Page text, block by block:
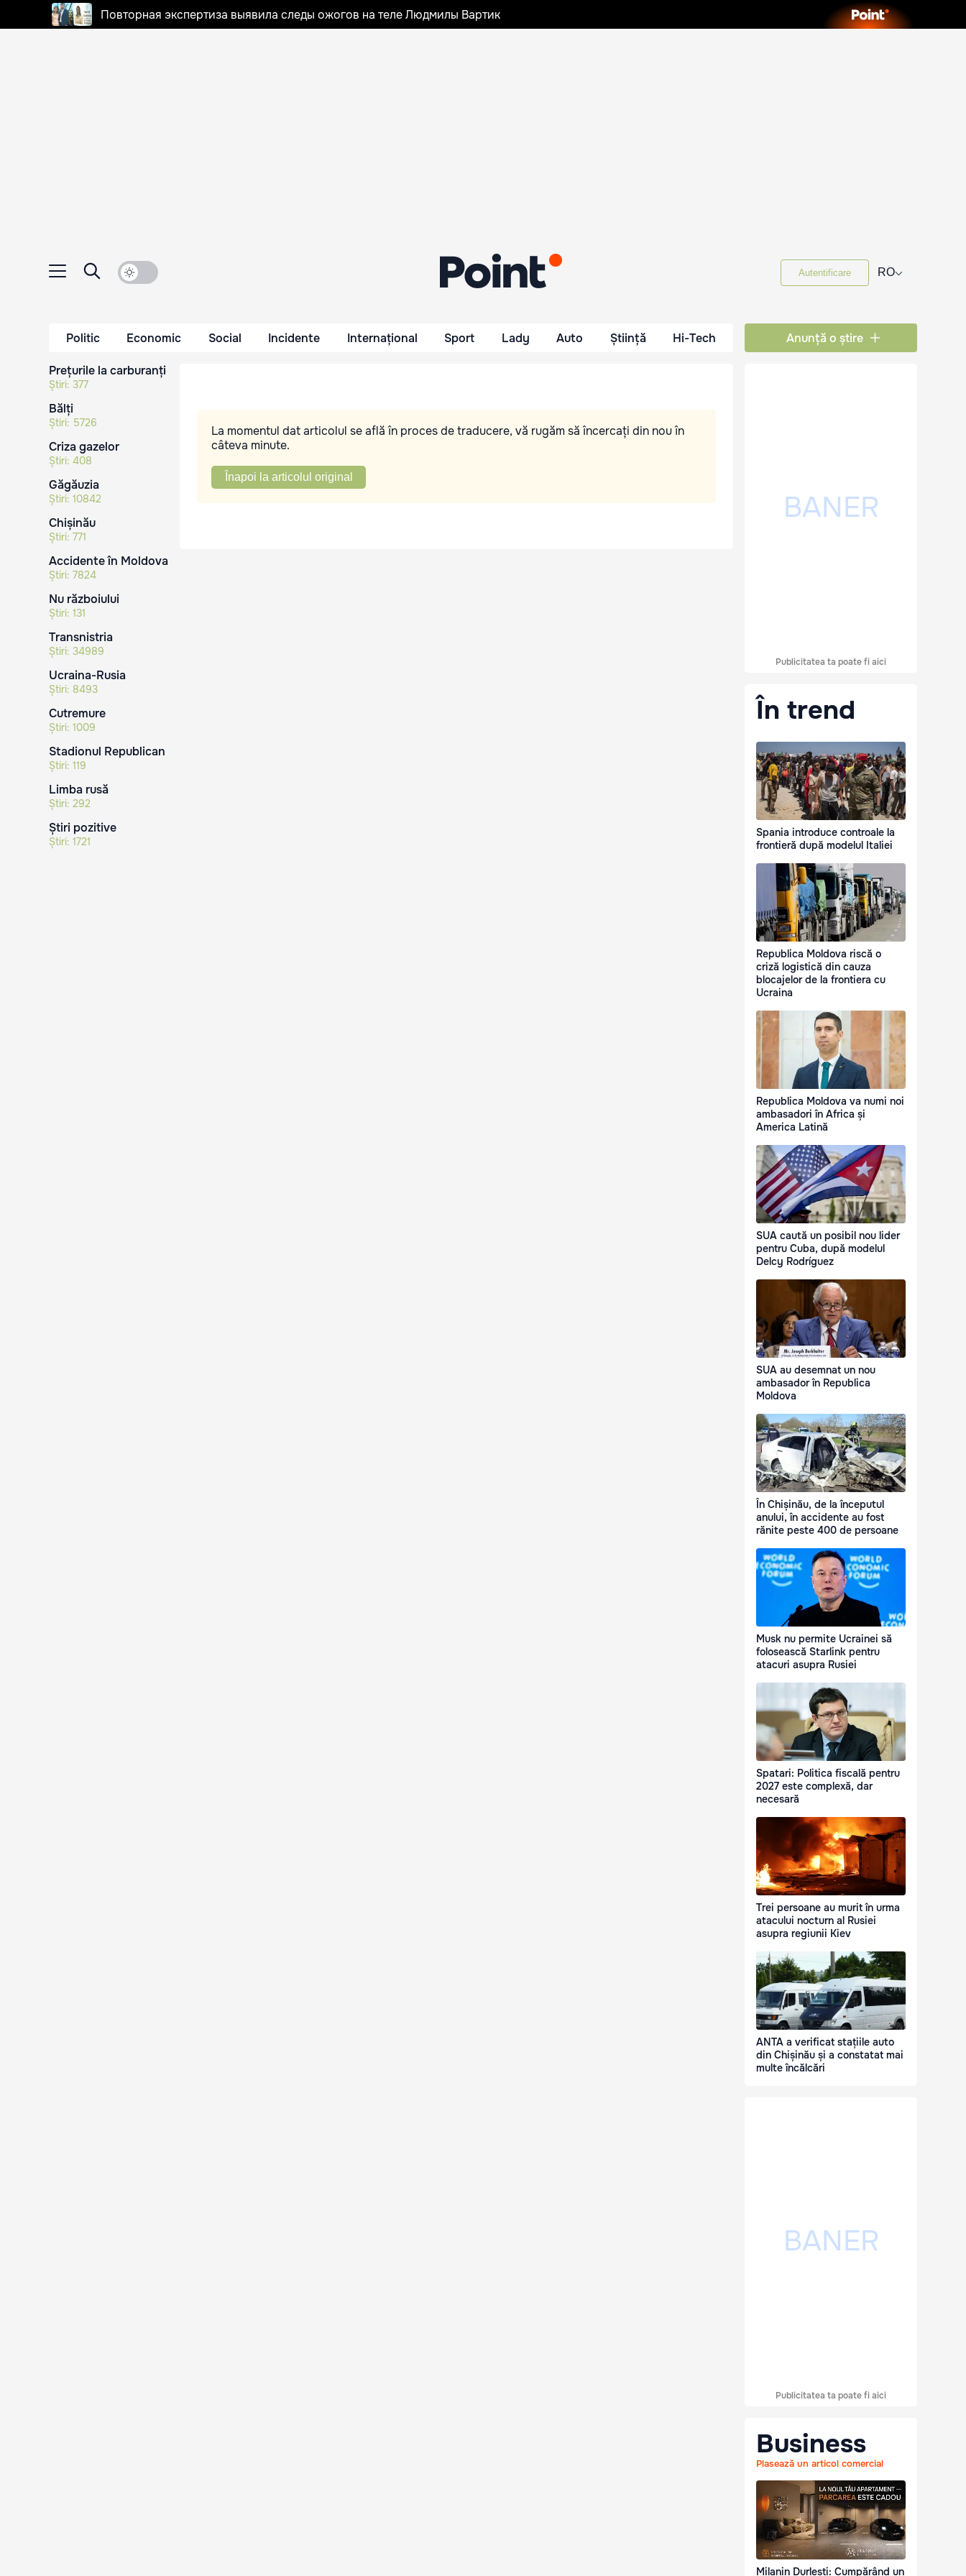
Повторная экспертиза выявила следы ожогов на теле Людмилы Вартик
Autentificare RO⌵
Politic Economic Social Incidente Internațional Sport Lady Auto Știință Hi-Tech Anunță o știre
Prețurile la carburanți
Știri: 377
Bălți
Știri: 5726
Criza gazelor
Știri: 408
Găgăuzia
Știri: 10842
Chișinău
Știri: 771
Accidente în Moldova
Știri: 7824
Nu războiului
Știri: 131
Transnistria
Știri: 34989
Ucraina-Rusia
Știri: 8493
Cutremure
Știri: 1009
Stadionul Republican
Știri: 119
Limba rusă
Știri: 292
Știri pozitive
Știri: 1721
La momentul dat articolul se află în proces de traducere, vă rugăm să încercați din nou în
câteva minute.
Înapoi la articolul original
Publicitatea ta poate fi aici
În trend
Spania introduce controale la
frontieră după modelul Italiei
Republica Moldova riscă o
criză logistică din cauza
blocajelor de la frontiera cu
Ucraina
Republica Moldova va numi noi
ambasadori în Africa și
America Latină
SUA caută un posibil nou lider
pentru Cuba, după modelul
Delcy Rodríguez
SUA au desemnat un nou
ambasador în Republica
Moldova
În Chișinău, de la începutul
anului, în accidente au fost
rănite peste 400 de persoane
Musk nu permite Ucrainei să
folosească Starlink pentru
atacuri asupra Rusiei
Spatari: Politica fiscală pentru
2027 este complexă, dar
necesară
Trei persoane au murit în urma
atacului nocturn al Rusiei
asupra regiunii Kiev
ANTA a verificat stațiile auto
din Chișinău și a constatat mai
multe încălcări
Publicitatea ta poate fi aici
Business
Plasează un articol comercial
Milanin Durlești: Cumpărând un